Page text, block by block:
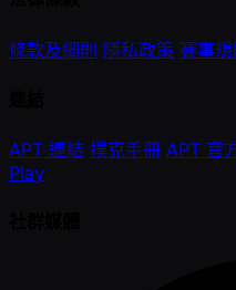
條款及細則 隱私政策 賽事規
APT 連結 撲克手冊 APT 官
Play